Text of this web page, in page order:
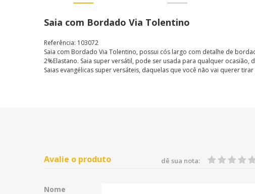
Saia com Bordado Via Tolentino
Referência: 103072
Saia com Bordado Via Tolentino, possui cós largo com detalhe de
2%Elastano. Saia super versátil, pode ser usada para qualquer ocasião,
Saias evangélicas super versáteis, daquelas que você não vai querer
Avalie o produto dê sua nota:
Nome